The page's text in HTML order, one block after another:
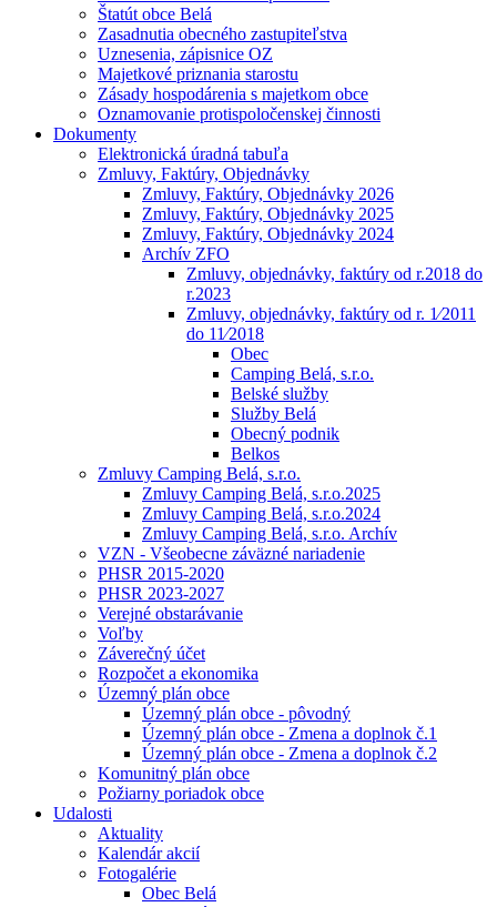
Štatút obce Belá
Zasadnutia obecného zastupiteľstva
Uznesenia, zápisnice OZ
Majetkové priznania starostu
Zásady hospodárenia s majetkom obce
Oznamovanie protispoločenskej činnosti
Dokumenty
Elektronická úradná tabuľa
Zmluvy, Faktúry, Objednávky
Zmluvy, Faktúry, Objednávky 2026
Zmluvy, Faktúry, Objednávky 2025
Zmluvy, Faktúry, Objednávky 2024
Archív ZFO
Zmluvy, objednávky, faktúry od r.2018 do
r.2023
Zmluvy, objednávky, faktúry od r. 1⁄2011
do 11⁄2018
Obec
Camping Belá, s.r.o.
Belské služby
Služby Belá
Obecný podnik
Belkos
Zmluvy Camping Belá, s.r.o.
Zmluvy Camping Belá, s.r.o.2025
Zmluvy Camping Belá, s.r.o.2024
Zmluvy Camping Belá, s.r.o. Archív
VZN - Všeobecne záväzné nariadenie
PHSR 2015-2020
PHSR 2023-2027
Verejné obstarávanie
Voľby
Záverečný účet
Rozpočet a ekonomika
Územný plán obce
Územný plán obce - pôvodný
Územný plán obce - Zmena a doplnok č.1
Územný plán obce - Zmena a doplnok č.2
Komunitný plán obce
Požiarny poriadok obce
Udalosti
Aktuality
Kalendár akcií
Fotogalérie
Obec Belá